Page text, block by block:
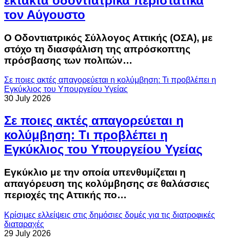
τον Αύγουστο
Ο Οδοντιατρικός Σύλλογος Αττικής (ΟΣΑ), με
στόχο τη διασφάλιση της απρόσκοπτης
πρόσβασης των πολιτών…
Σε ποιες ακτές απαγορεύεται η κολύμβηση: Τι προβλέπει η
Εγκύκλιος του Υπουργείου Υγείας
30 July 2026
Σε ποιες ακτές απαγορεύεται η
κολύμβηση: Τι προβλέπει η
Εγκύκλιος του Υπουργείου Υγείας
Εγκύκλιο με την οποία υπενθυμίζεται η
απαγόρευση της κολύμβησης σε θαλάσσιες
περιοχές της Αττικής πο…
Κρίσιμες ελλείψεις στις δημόσιες δομές για τις διατροφικές
διαταραχές
29 July 2026